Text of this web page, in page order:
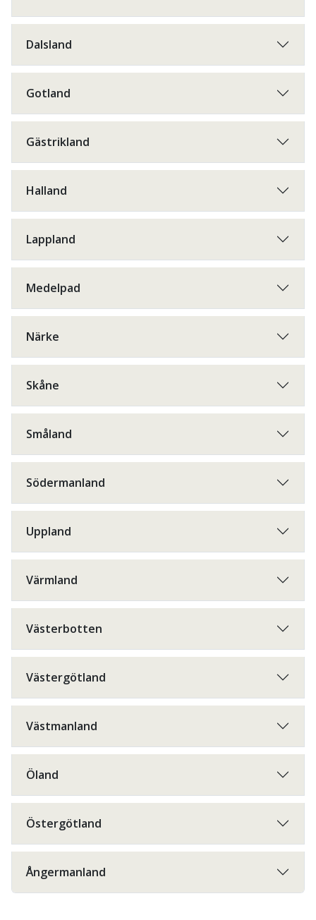
Dalsland
Gotland
Gästrikland
Halland
Lappland
Medelpad
Närke
Skåne
Småland
Södermanland
Uppland
Värmland
Västerbotten
Västergötland
Västmanland
Öland
Östergötland
Ångermanland